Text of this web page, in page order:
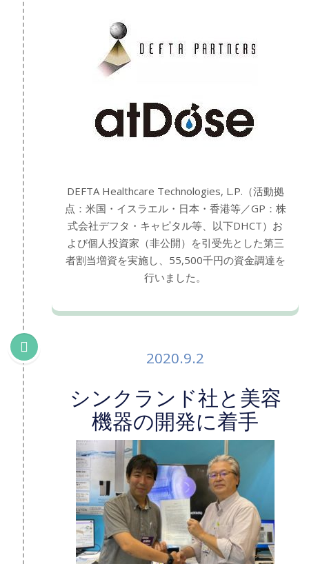
DEFTA Healthcare Technologies, L.P.（活動拠
点：米国・イスラエル・日本・香港等／GP：株
式会社デフタ・キャピタル等、以下DHCT）お
よび個人投資家（非公開）を引受先とした第三
者割当増資を実施し、55,500千円の資金調達を
行いました。
2020.9.2
シンクランド社と美容
機器の開発に着手